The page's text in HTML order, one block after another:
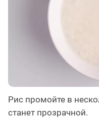
Рис промойте в
станет прозрачной.